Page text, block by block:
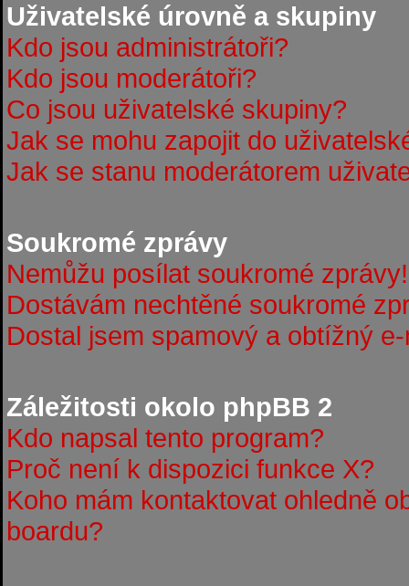
Uživatelské úrovně a skupiny
Kdo jsou administrátoři?
Kdo jsou moderátoři?
Co jsou uživatelské skupiny?
Jak se mohu zapojit do
Jak se stanu moderátorem
Soukromé zprávy
Nemůžu posílat soukromé zprávy!
Dostávám nechtěné soukromé
Dostal jsem spamový a obtížný
Záležitosti okolo phpBB 2
Kdo napsal tento program?
Proč není k dispozici funkce X?
Koho mám kontaktovat ohledně
boardu?